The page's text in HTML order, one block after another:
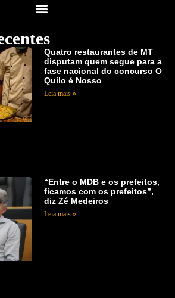
Quatro restaurantes de MT
disputam quem segue para a
fase nacional do concurso O
Quilo é Nosso
Leia mais »
“Entre o MDB e os prefeitos,
ficamos com os prefeitos”,
diz Zé Medeiros
Leia mais »